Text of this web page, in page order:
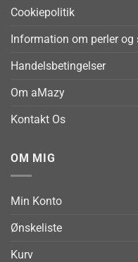
Cookiepolitik
Information om perler
Handelsbetingelser
Om aMazy
Kontakt Os
OM MIG
Min Konto
Ønskeliste
Kurv